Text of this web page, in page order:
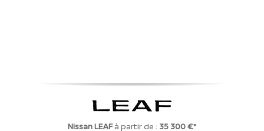
Nissan LEAFà partir de : 35 300 €*